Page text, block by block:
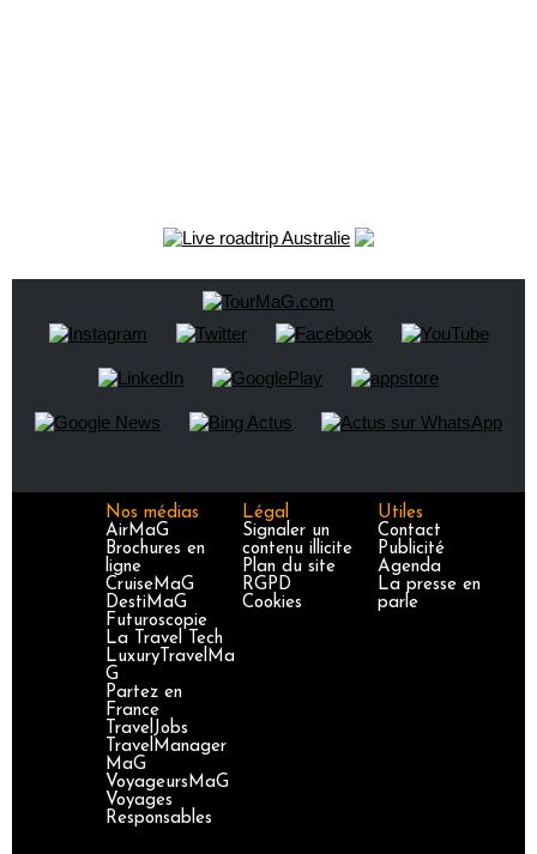
Nos médias
AirMaG
Brochures en
ligne
CruiseMaG
DestiMaG
Futuroscopie
La Travel Tech
LuxuryTravelMa
G
Partez en
France
TravelJobs
TravelManager
MaG
VoyageursMaG
Voyages
Responsables
Légal
Signaler un
contenu illicite
Plan du site
RGPD
Cookies
Utiles
Contact
Publicité
Agenda
La presse en
parle